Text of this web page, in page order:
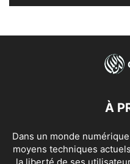
À
Dans un monde
moyens techniques